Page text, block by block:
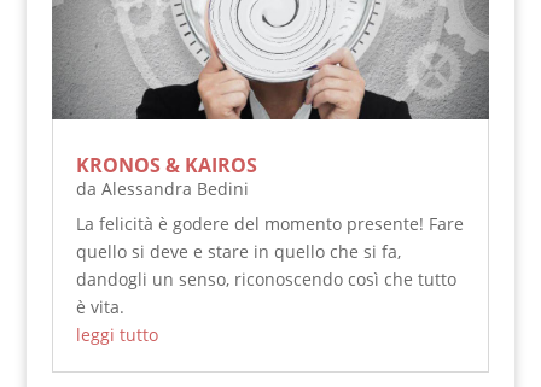
KRONOS & KAIROS
da Alessandra Bedini
La felicità è godere del momento presente! Fare
quello si deve e stare in quello che si fa,
dandogli un senso, riconoscendo così che tutto
è vita.
leggi tutto